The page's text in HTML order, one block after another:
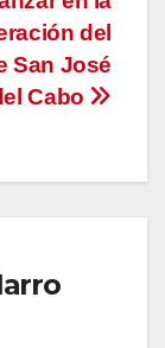
del
San José
Cabo